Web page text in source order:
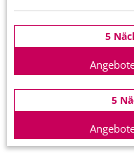
5
5